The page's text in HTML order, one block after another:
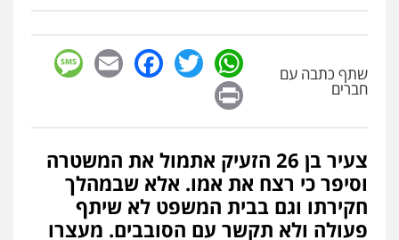
שתף כתבה עם
חברים
WhatsApp
Twitter
Facebook
Email
צעיר בן 26 הזעיק אתמול את המשטרה
וסיפר כי רצח את אמו. אלא שבמהלך
חקירתו וגם בבית המשפט לא שיתף
פעולה ולא תקשר עם הסובבים. מעצרו